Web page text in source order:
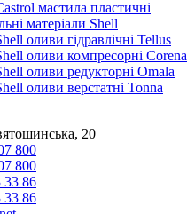
мастила пластичні
матеріали Shell
оливи гідравлічні Tellus
оливи компресорні Corena
оливи редукторні Omala
оливи верстатні Tonna
20
800
800
33 86
33 86